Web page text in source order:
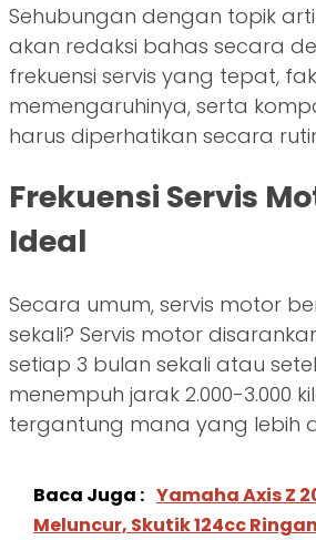
Sehubungan dengan topik
akan redaksi bahas secara
frekuensi servis yang tepat,
memengaruhinya, serta
harus diperhatikan secara
Frekuensi Servis
Ideal
Secara umum, servis motor
sekali? Servis motor
setiap 3 bulan sekali atau
menempuh jarak 2.000-3.000
tergantung mana yang lebih
Baca Juga : Yamaha Axis Z
Meluncur, Skutik 124cc